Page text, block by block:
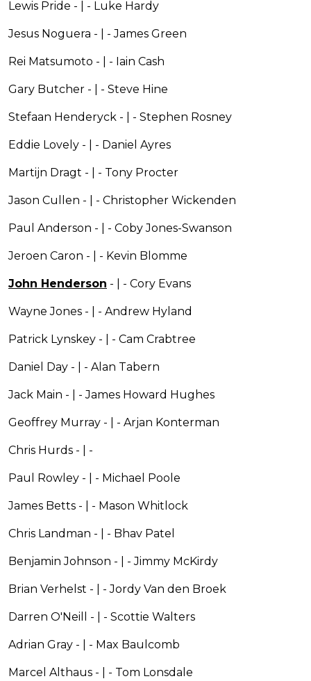
Lewis Pride - | - Luke Hardy
Jesus Noguera - | - James Green
Rei Matsumoto - | - Iain Cash
Gary Butcher - | - Steve Hine
Stefaan Henderyck - | - Stephen Rosney
Eddie Lovely - | - Daniel Ayres
Martijn Dragt - | - Tony Procter
Jason Cullen - | - Christopher Wickenden
Paul Anderson - | - Coby Jones-Swanson
Jeroen Caron - | - Kevin Blomme
John Henderson - | - Cory Evans
Wayne Jones - | - Andrew Hyland
Patrick Lynskey - | - Cam Crabtree
Daniel Day - | - Alan Tabern
Jack Main - | - James Howard Hughes
Geoffrey Murray - | - Arjan Konterman
Chris Hurds - | -
Paul Rowley - | - Michael Poole
James Betts - | - Mason Whitlock
Chris Landman - | - Bhav Patel
Benjamin Johnson - | - Jimmy McKirdy
Brian Verhelst - | - Jordy Van den Broek
Darren O'Neill - | - Scottie Walters
Adrian Gray - | - Max Baulcomb
Marcel Althaus - | - Tom Lonsdale